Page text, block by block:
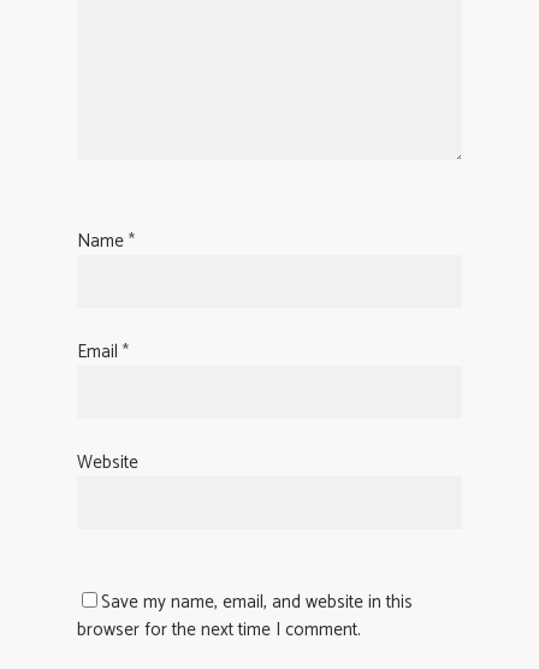
Name*
Email *
Website
Save my name, email, and website in this
browser for the next time I comment.